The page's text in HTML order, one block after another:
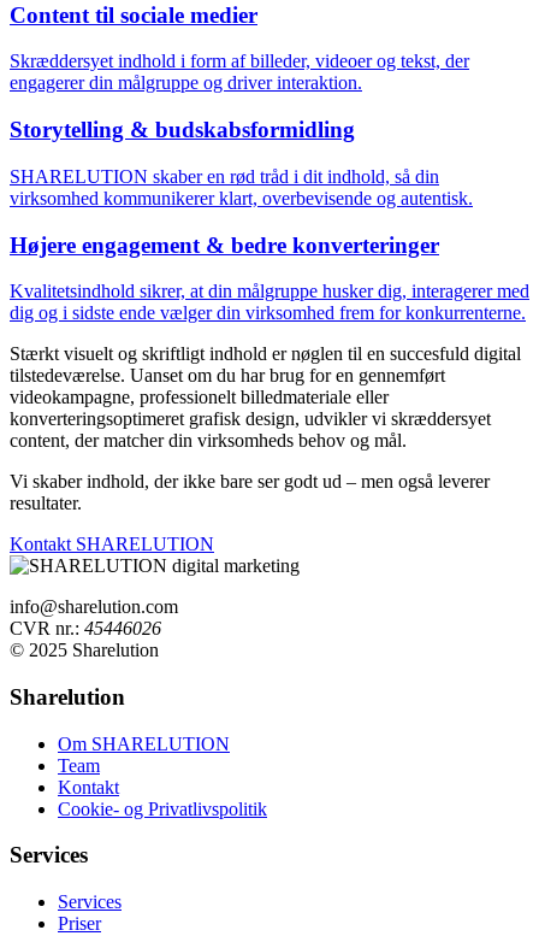
Content til sociale medier
Skræddersyet indhold i form af billeder, videoer og tekst, der
engagerer din målgruppe og driver interaktion.
Storytelling & budskabsformidling
SHARELUTION skaber en rød tråd i dit indhold, så din
virksomhed kommunikerer klart, overbevisende og autentisk.
Højere engagement & bedre konverteringer
Kvalitetsindhold sikrer, at din målgruppe husker dig, interagerer med
dig og i sidste ende vælger din virksomhed frem for konkurrenterne.
Stærkt visuelt og skriftligt indhold er nøglen til en succesfuld digital
tilstedeværelse. Uanset om du har brug for en gennemført
videokampagne, professionelt billedmateriale eller
konverteringsoptimeret grafisk design, udvikler vi skræddersyet
content, der matcher din virksomheds behov og mål.
Vi skaber indhold, der ikke bare ser godt ud – men også leverer
resultater.
Kontakt SHARELUTION
info@sharelution.com
CVR nr.: 45446026
© 2025 Sharelution
Sharelution
Om SHARELUTION
Team
Kontakt
Cookie- og Privatlivspolitik
Services
Services
Priser